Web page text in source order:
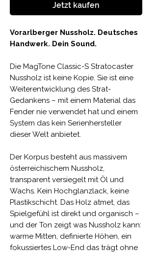
Jetzt kaufen
Vorarlberger Nussholz. Deutsches
Handwerk. Dein Sound.
Die MagTone Classic-S Stratocaster
Nussholz ist keine Kopie. Sie ist eine
Weiterentwicklung des Strat-
Gedankens – mit einem Material das
Fender nie verwendet hat und einem
System das kein Serienhersteller
dieser Welt anbietet.
Der Korpus besteht aus massivem
österreichischem Nussholz,
transparent versiegelt mit Öl und
Wachs. Kein Hochglanzlack, keine
Plastikschicht. Das Holz atmet, das
Spielgefühl ist direkt und organisch –
und der Ton zeigt was Nussholz kann:
warme Mitten, definierte Höhen, ein
fokussiertes Low-End das trägt ohne